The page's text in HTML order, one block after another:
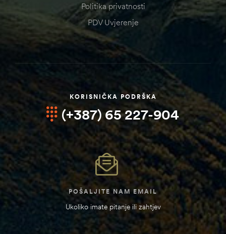
Politika privatnosti
PDV Uvjerenje
KORISNIČKA PODRŠKA
(+387) 65 227-904
POŠALJITE NAM EMAIL
Ukoliko imate pitanje ili zahtjev